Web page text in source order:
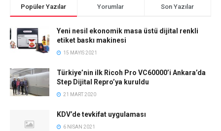
Popüler Yazılar Yorumlar Son Yazılar
Yeni nesil ekonomik masa üstü dijital renkli
etiket baskı makinesi
15 MAYIS 2021
Türkiye’nin ilk Ricoh Pro VC60000’i Ankara’da
Step Dijital Repro’ya kuruldu
21 MART 2020
KDV’de tevkifat uygulaması
6 NISAN 2021